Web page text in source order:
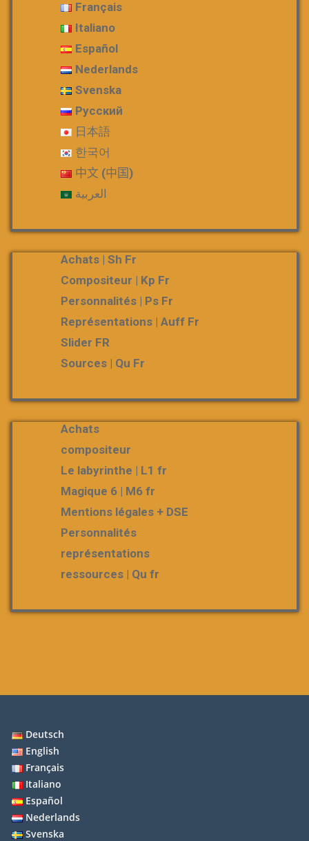
Français
Italiano
Español
Nederlands
Svenska
Русский
日本語
한국어
中文 (中国)
العربية
Achats | Sh Fr
Compositeur | Kp Fr
Personnalités | Ps Fr
Représentations | Auff Fr
Slider FR
Sources | Qu Fr
Achats
compositeur
Le labyrinthe | L1 fr
Magique 6 | M6 fr
Mentions légales + DSE
Personnalités
représentations
ressources | Qu fr
Deutsch
English
Français
Italiano
Español
Nederlands
Svenska